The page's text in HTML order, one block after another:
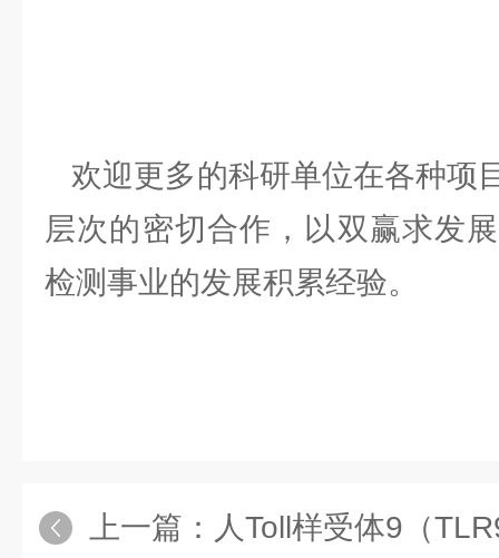
欢迎更多的科研单位在各种项
层次的密切合作，以双赢求发
检测事业的发展积累经验。
上一篇： 人Toll样受体9（TLR9